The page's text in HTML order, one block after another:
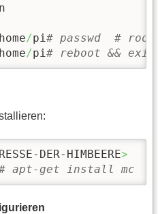
home/pi# passwd  # root
home/pi# reboot && exit
DER-HIMBEERE>
apt-get install mc